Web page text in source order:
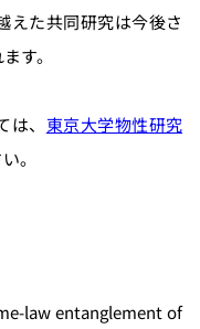
えた共同研究は今後さ
す。
、 東京大学物性研究
。
law entanglement of